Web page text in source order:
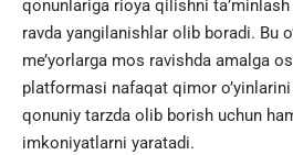
qonunlariga rioya qilishni
ravda yangilanishlar olib boradi. Bu
me’yorlarga mos ravishda amalga
platformasi nafaqat qimor o’yinlarini
qonuniy tarzda olib borish uchun
imkoniyatlarni yaratadi.